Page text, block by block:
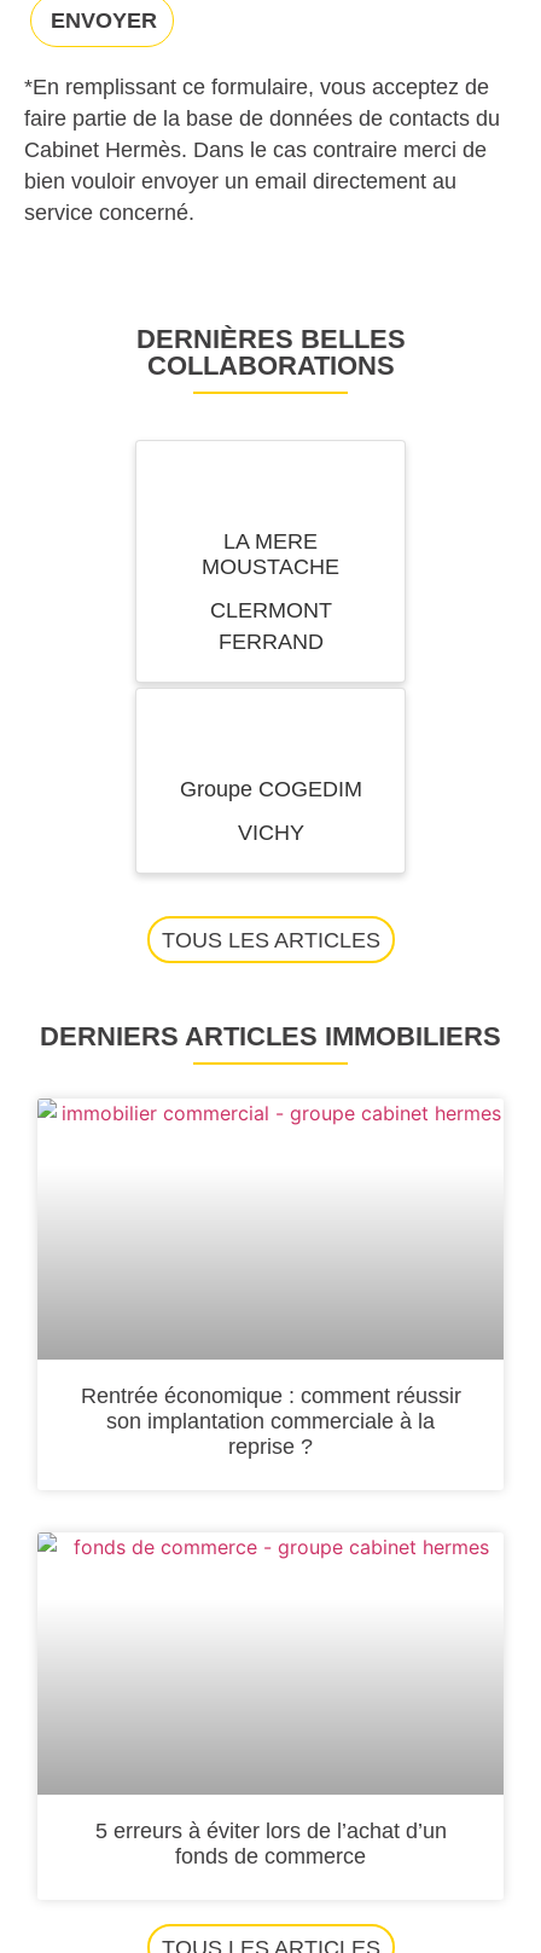
laisser
ce
vide.
*En remplissant ce formulaire, vous acceptez de
faire partie de la base de données de contacts du
Cabinet Hermès. Dans le cas contraire merci de
bien vouloir envoyer un email directement au
service concerné.
DERNIÈRES BELLES
COLLABORATIONS
LA MERE
MOUSTACHE
CLERMONT
FERRAND
Groupe COGEDIM
VICHY
TOUS LES ARTICLES
DERNIERS ARTICLES IMMOBILIERS
Rentrée économique : comment réussir
son implantation commerciale à la
reprise ?
5 erreurs à éviter lors de l’achat d’un
fonds de commerce
TOUS LES ARTICLES